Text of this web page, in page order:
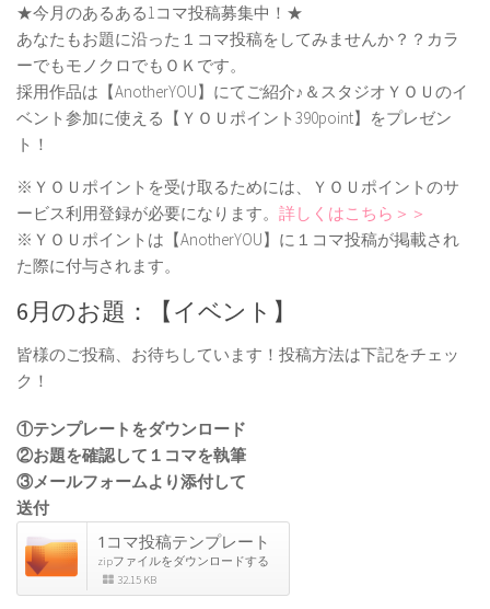
★今月のあるある1コマ投稿募集中！★
あなたもお題に沿った１コマ投稿をしてみませんか？？カラ
ーでもモノクロでもＯＫです。
採用作品は【AnotherYOU】にてご紹介♪＆スタジオＹＯＵのイ
ベント参加に使える【ＹＯＵポイント390point】をプレゼン
ト！
※ＹＯＵポイントを受け取るためには、ＹＯＵポイントのサ
ービス利用登録が必要になります。 詳しくはこちら＞＞
※ＹＯＵポイントは【AnotherYOU】に１コマ投稿が掲載され
た際に付与されます。
6月のお題：【イベント】
皆様のご投稿、お待ちしています！投稿方法は下記をチェッ
ク！
①テンプレートをダウンロード
②お題を確認して１コマを執筆
③メールフォームより添付して
送付
1コマ投稿テンプレート
zipファイルをダウンロードする
32.15 KB